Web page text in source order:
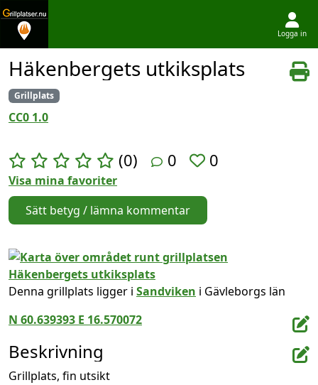
Logga in
Häkenbergets utkiksplats
Grillplats
CC0 1.0
(0) 0 0
Visa mina favoriter
Sätt betyg / lämna kommentar
Denna grillplats ligger i Sandviken i Gävleborgs län
N 60.639393 E 16.570072
Beskrivning
Grillplats, fin utsikt